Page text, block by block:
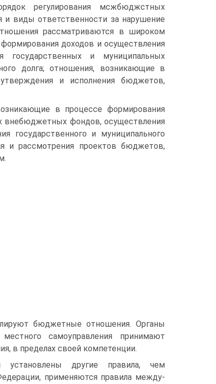
регулирования мсжбюджстных
виды ответственности за нарушение
рассматриваются в широком
дохо­дов и осуществления
и муниципальных
долга; отноше­ния, возникающие в
и исполнения бюджетов,
в процессе формирования
внебюджетных фондов, осуще­ствления
государственного и муниципального
и рассмотрения про­ектов бюджетов,
бюджетные отношения. Органы
самоуправления принимают
в пределах своей компетенции.
другие правила, чем
применяются правила между­